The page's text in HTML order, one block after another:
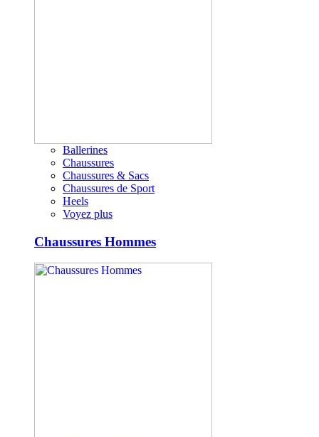
Ballerines
Chaussures
Chaussures & Sacs
Chaussures de Sport
Heels
Voyez plus
Chaussures Hommes